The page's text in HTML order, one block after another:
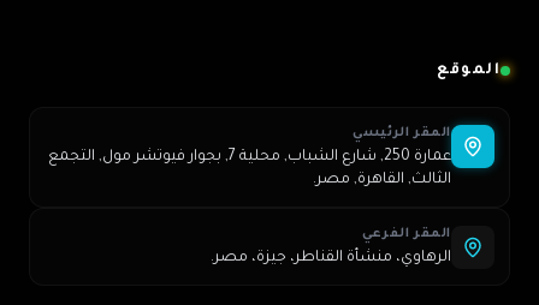
الموقع
المقر الرئيسي
عمارة 250, شارع الشباب, محلية 7, بجوار فيوتشر مول, التجمع
الثالث, القاهرة, مصر.
المقر الفرعي
الرهاوي، منشأة القناطر، جيزة، مصر.